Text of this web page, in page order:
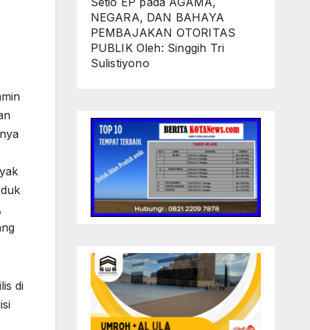
di
NEGARA, DAN BAHAYA
PEMBAJAKAN OTORITAS
PUBLIK Oleh: Singgih Tri
Sulistiyono